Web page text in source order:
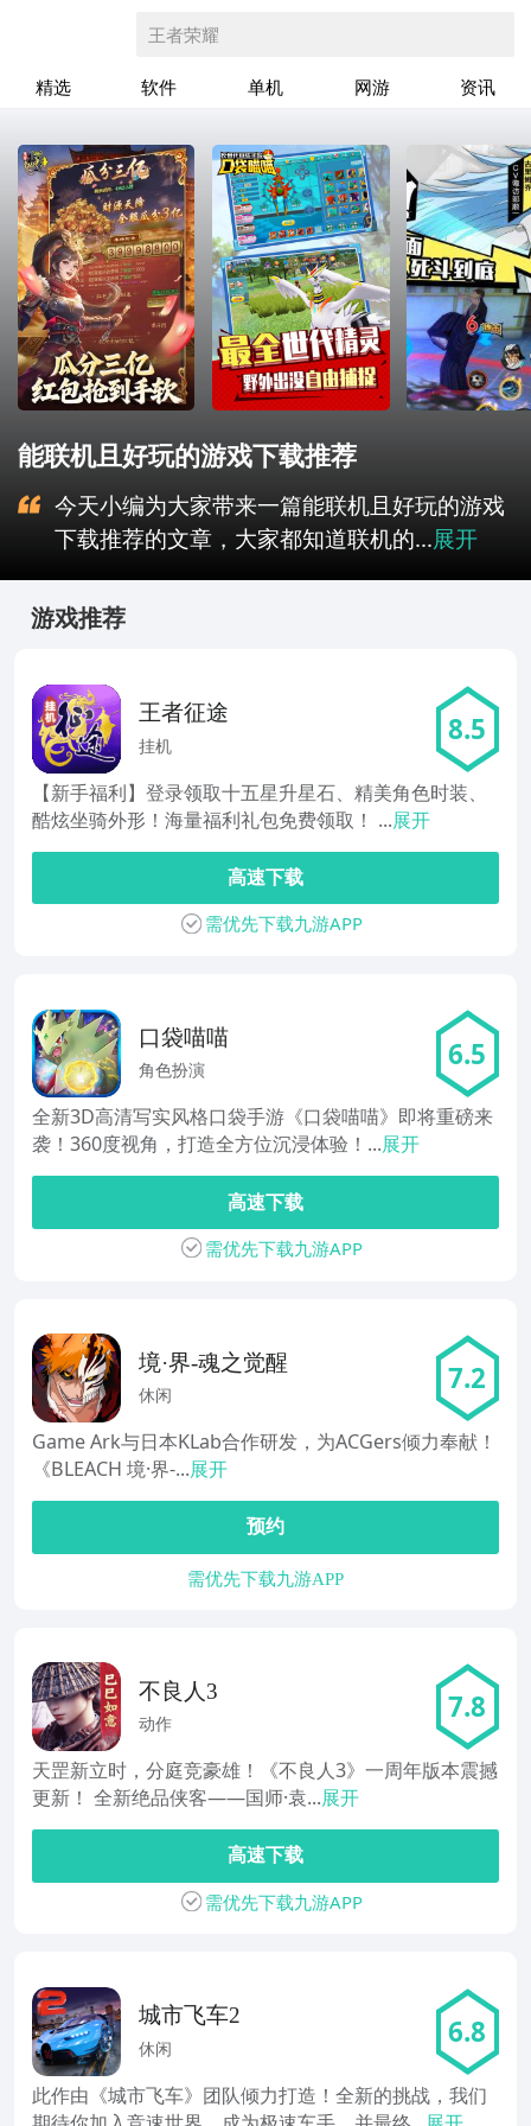
王者荣耀
精选 软件 单机 网游 资讯
能联机且好玩的游戏下载推荐
今天小编为大家带来一篇能联机且好玩的游戏
下载推荐的文章，大家都知道联机的...展开
游戏推荐
王者征途
挂机 8.5
【新手福利】登录领取十五星升星石、精美角色时装、
酷炫坐骑外形！海量福利礼包免费领取！ ...展开
高速下载
需优先下载九游APP
口袋喵喵
角色扮演 6.5
全新3D高清写实风格口袋手游《口袋喵喵》即将重磅来
袭！360度视角，打造全方位沉浸体验！...展开
高速下载
需优先下载九游APP
境·界-魂之觉醒
休闲 7.2
Game Ark与日本KLab合作研发，为ACGers倾力奉献！
《BLEACH 境·界-...展开
预约
需优先下载九游APP
不良人3
动作 7.8
天罡新立时，分庭竞豪雄！《不良人3》一周年版本震撼
更新！ 全新绝品侠客——国师·袁...展开
高速下载
需优先下载九游APP
城市飞车2
休闲 6.8
此作由《城市飞车》团队倾力打造！全新的挑战，我们